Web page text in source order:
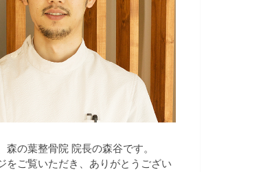
森の葉整骨院 院長の森谷です。
をご覧いただき、ありがとうござい